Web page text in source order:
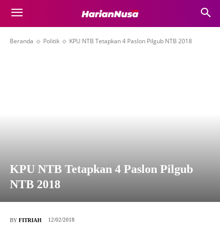
Beranda Politik KPU NTB Tetapkan 4 Paslon Pilgub NTB 2018
KPU NTB Tetapkan 4 Paslon Pilgub
NTB 2018
BY FITRIAH 12/02/2018